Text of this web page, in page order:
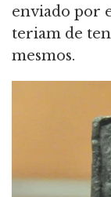
enviado por
teriam de
mesmos.